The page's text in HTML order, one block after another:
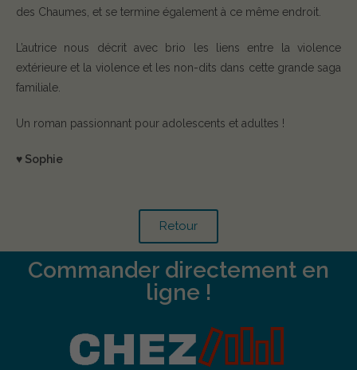
des Chaumes, et se termine également à ce même endroit.
L’autrice nous décrit avec brio les liens entre la violence
extérieure et la violence et les non-dits dans cette grande saga
familiale.
Un roman passionnant pour adolescents et adultes !
♥️ Sophie
Retour
Commander directement en
ligne !